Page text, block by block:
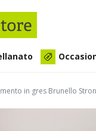
in gres Brunello